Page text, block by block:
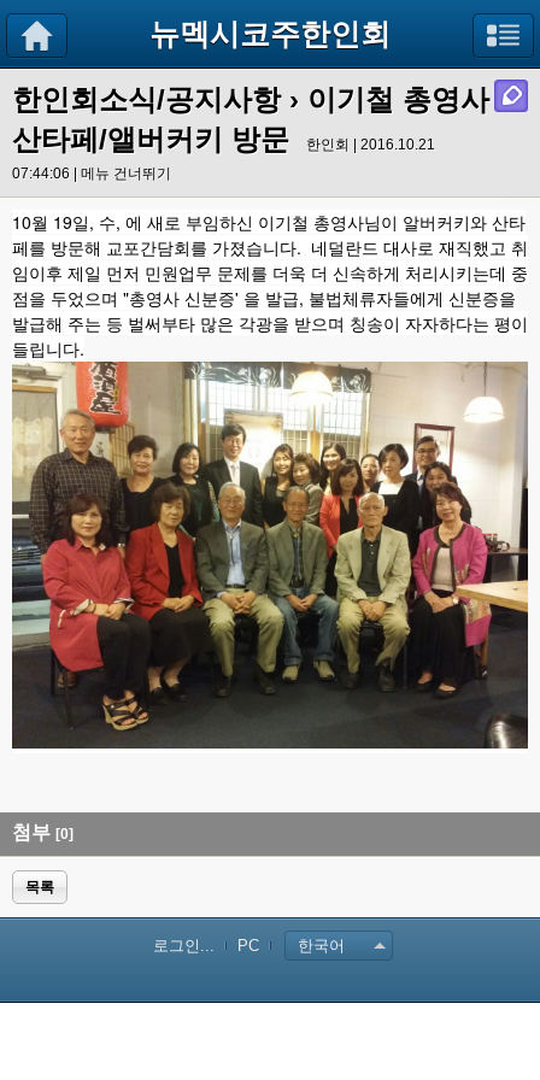
뉴멕시코주한인회
한인회소식/공지사항› 이기철 총영사
산타페/앨버커키 방문
한인회 | 2016.10.21
07:44:06 | 메뉴 건너뛰기
10월 19일, 수, 에 새로 부임하신 이기철 총영사님이 알버커키와 산타
페를 방문해 교포간담회를 가졌습니다. 네덜란드 대사로 재직했고 취
임이후 제일 먼저 민원업무 문제를 더욱 더 신속하게 처리시키는데 중
점을 두었으며 "총영사 신분증' 을 발급, 불법체류자들에게 신분증을
발급해 주는 등 벌써부타 많은 각광을 받으며 칭송이 자자하다는 평이
들립니다.
첨부 [0]
목록
로그인... PC 한국어